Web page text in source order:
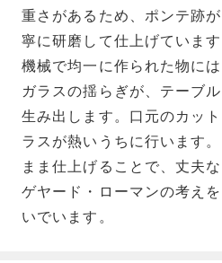
重さがあるため、ポンテ跡
寧に研磨して仕上げていま
機械で均一に作られた物に
ガラスの揺らぎが、テーブ
生み出します。口元のカッ
ラスが熱いうちに行います
まま仕上げることで、丈夫
ゲヤード・ローマンの考え
いでいます。